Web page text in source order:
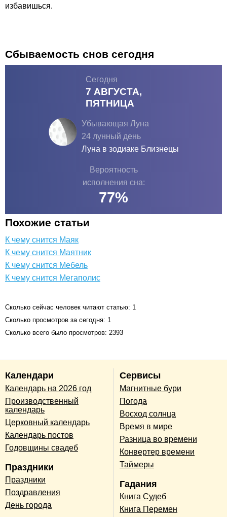
избавишься.
Сбываемость снов сегодня
Сегодня
7 АВГУСТА,
ПЯТНИЦА
Убывающая Луна
24 лунный день
Луна в зодиаке Близнецы
Вероятность
исполнения сна:
77%
Похожие статьи
К чему снится Маяк
К чему снится Маятник
К чему снится Мебель
К чему снится Мегаполис
Сколько сейчас человек читают статью: 1
Сколько просмотров за сегодня: 1
Сколько всего было просмотров: 2393
Календари
Календарь на 2026 год
Производственный
календарь
Церковный календарь
Календарь постов
Годовщины свадеб
Праздники
Праздники
Поздравления
День города
Сервисы
Магнитные бури
Погода
Восход солнца
Время в мире
Разница во времени
Конвертер времени
Таймеры
Гадания
Книга Судеб
Книга Перемен